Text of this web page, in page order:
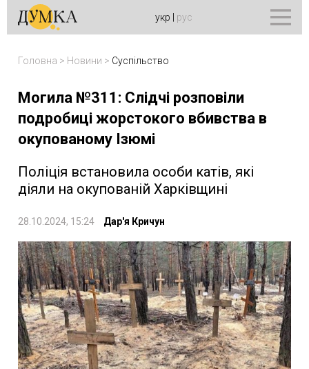
укр рус
Головна > Новини > Суспільство
Могила №311: Слідчі розповіли
подробиці жорстокого вбивства в
окупованому Ізюмі
Поліція встановила особи катів, які
діяли на окупованій Харківщині
28.10.2024, 15:24 Дар'я Кричун